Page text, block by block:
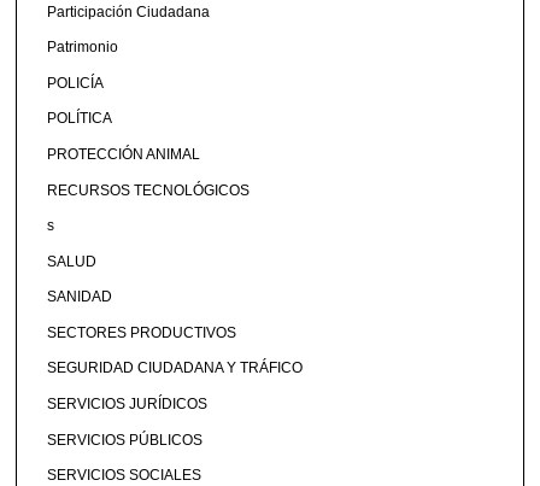
Participación Ciudadana
Patrimonio
POLICÍA
POLÍTICA
PROTECCIÓN ANIMAL
RECURSOS TECNOLÓGICOS
s
SALUD
SANIDAD
SECTORES PRODUCTIVOS
SEGURIDAD CIUDADANA Y TRÁFICO
SERVICIOS JURÍDICOS
SERVICIOS PÚBLICOS
SERVICIOS SOCIALES